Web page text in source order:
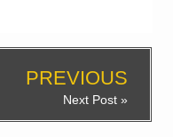
PREVIOUS
Next Post »